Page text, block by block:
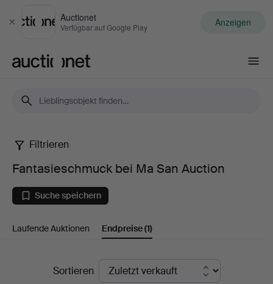
Schließen
Auctionet
Verfügbar auf Google Play Anzeigen
Fantasieschmuck
bei
Ma
San
Auction
Filtrieren
Fantasieschmuck bei Ma San Auction
Suche speichern
Laufende Auktionen Endpreise(1)
EndpreiseSortieren